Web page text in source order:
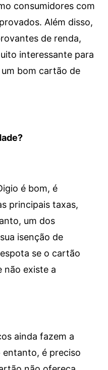
consumidores com
Além disso,
de renda,
interessante para
bom cartão de
é bom, é
principais taxas,
um dos
isenção de
se o cartão
não existe a
ainda fazem a
entanto, é preciso